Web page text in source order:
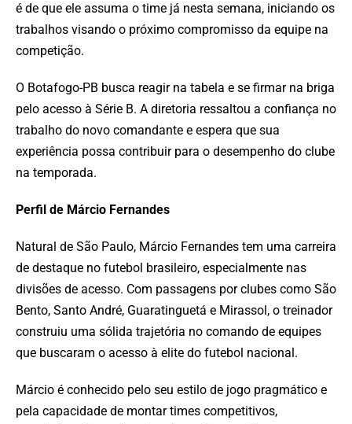
é de que ele assuma o time já nesta semana, iniciando os
trabalhos visando o próximo compromisso da equipe na
competição.
O Botafogo-PB busca reagir na tabela e se firmar na briga
pelo acesso à Série B. A diretoria ressaltou a confiança no
trabalho do novo comandante e espera que sua
experiência possa contribuir para o desempenho do clube
na temporada.
Perfil de Márcio Fernandes
Natural de São Paulo, Márcio Fernandes tem uma carreira
de destaque no futebol brasileiro, especialmente nas
divisões de acesso. Com passagens por clubes como São
Bento, Santo André, Guaratinguetá e Mirassol, o treinador
construiu uma sólida trajetória no comando de equipes
que buscaram o acesso à elite do futebol nacional.
Márcio é conhecido pelo seu estilo de jogo pragmático e
pela capacidade de montar times competitivos,